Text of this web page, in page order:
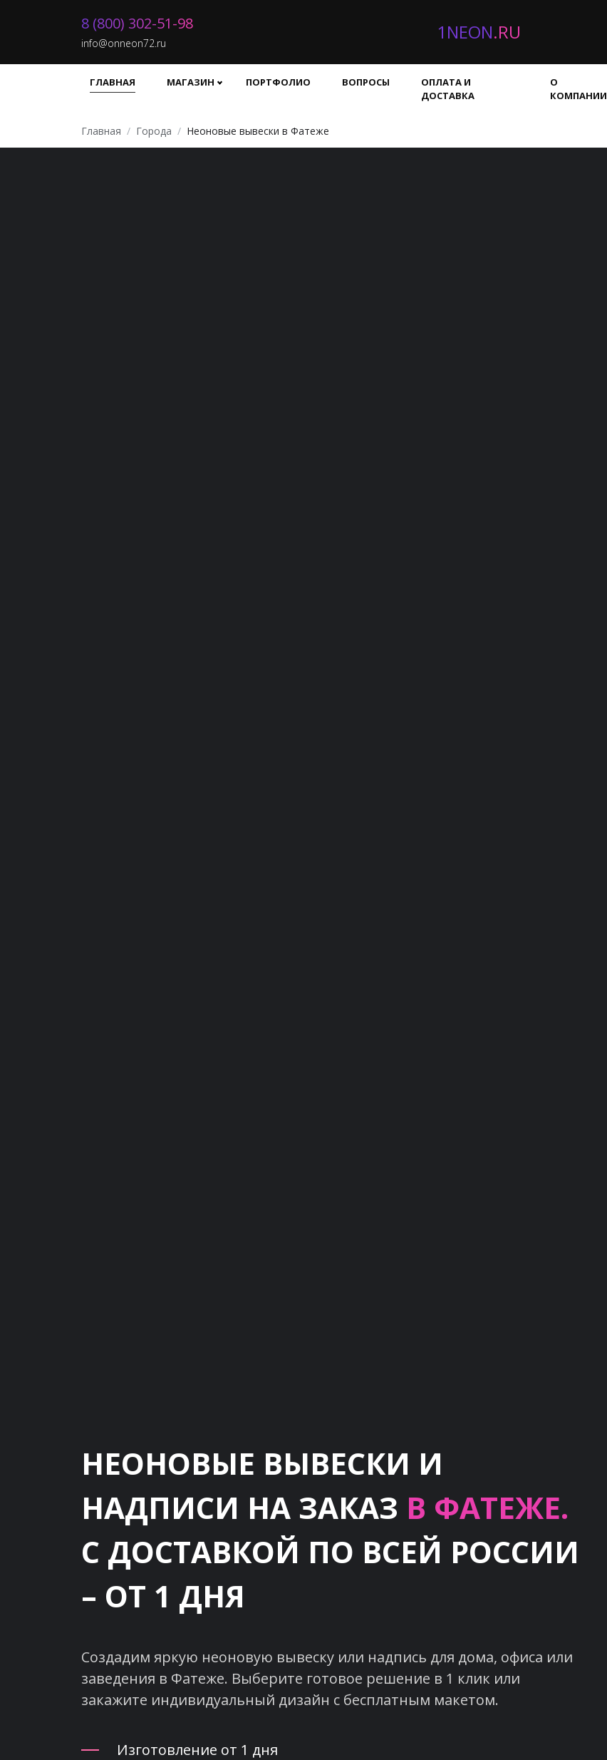
8 (800) 302-51-98
info@onneon72.ru 1NEON.RU
ГЛАВНАЯ МАГАЗИН ПОРТФОЛИО ВОПРОСЫ
ОПЛАТА И
ДОСТАВКА
О
КОМПАНИИ
Главная Города Неоновые вывески в Фатеже
НЕОНОВЫЕ ВЫВЕСКИ И
НАДПИСИ НА ЗАКАЗ В ФАТЕЖЕ.
С ДОСТАВКОЙ ПО ВСЕЙ РОССИИ
– ОТ 1 ДНЯ
Создадим яркую неоновую вывеску или надпись для дома, офиса или
заведения в Фатеже. Выберите готовое решение в 1 клик или
закажите индивидуальный дизайн с бесплатным макетом.
Изготовление от 1 дня